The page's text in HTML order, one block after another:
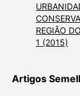
REGIÃO
1 (2015)
Artigos